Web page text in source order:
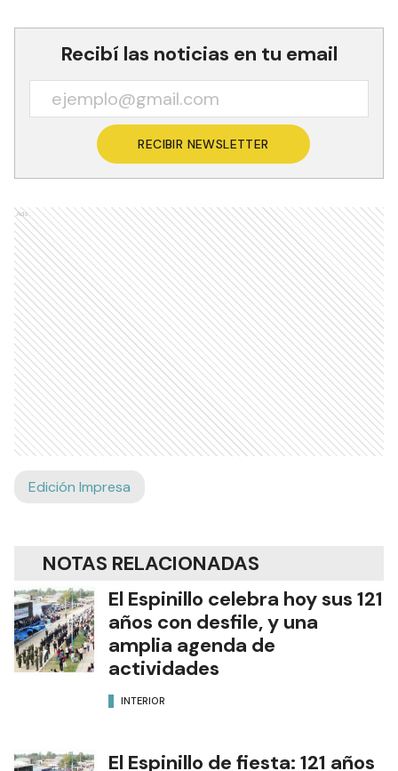
Recibí las noticias en tu email
RECIBIR NEWSLETTER
Ads
Edición Impresa
NOTAS RELACIONADAS
El Espinillo celebra hoy sus 121
años con desfile, y una
amplia agenda de
actividades
INTERIOR
El Espinillo de fiesta: 121 años